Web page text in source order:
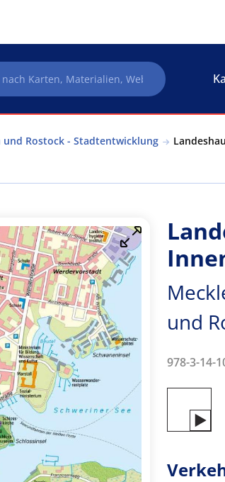
und Rostock - Stadtentwicklung
und
978-3-14-